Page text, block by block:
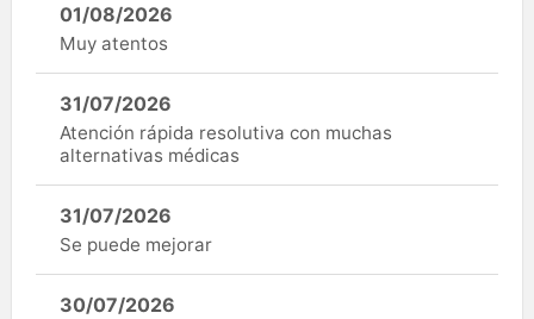
01/08/2026
Muy atentos
31/07/2026
Atención rápida resolutiva con muchas
alternativas médicas
31/07/2026
Se puede mejorar
30/07/2026